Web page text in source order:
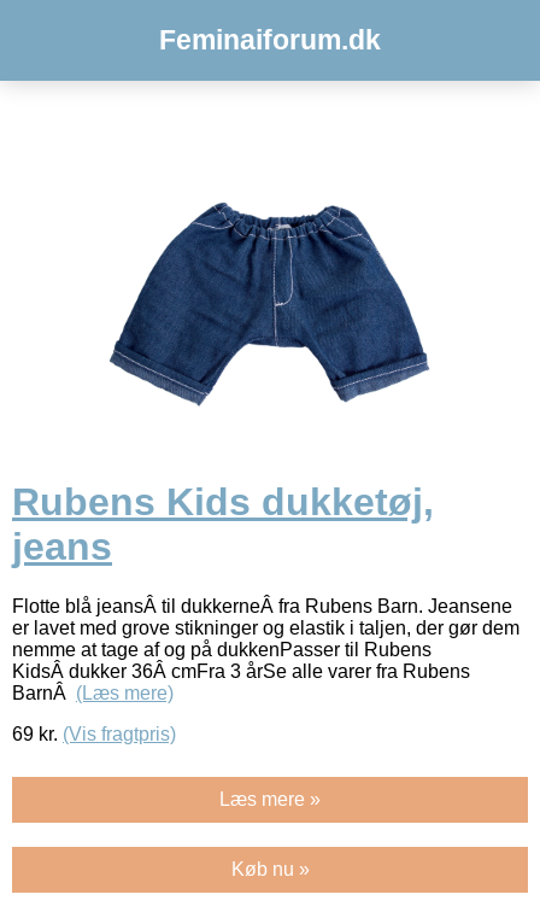
Feminaiforum.dk
Rubens Kids dukketøj,
jeans
Flotte blå jeansÂ til dukkerneÂ fra Rubens Barn. Jeansene
er lavet med grove stikninger og elastik i taljen, der gør dem
nemme at tage af og på dukkenPasser til Rubens
KidsÂ dukker 36Â cmFra 3 årSe alle varer fra Rubens
BarnÂ (Læs mere)
69 kr. (Vis fragtpris)
Læs mere »
Køb nu »